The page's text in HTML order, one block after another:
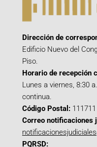
Dirección de
Edificio Nuevo del
Piso.
Horario de recepción
Lunes a viernes, 8:30
continua.
Código Postal: 111711
Correo notificaciones
PQRSD: